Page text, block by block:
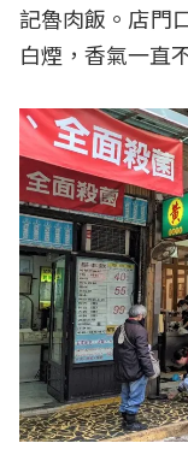
記魯肉飯。店門
白煙，香氣一直